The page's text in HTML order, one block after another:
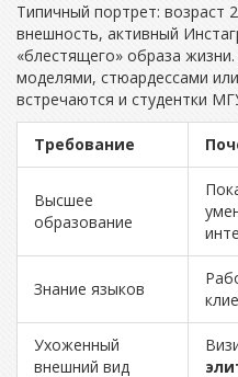
Типичный портрет: возраст
внешность, активный
«блестящего» образа
моделями, стюардессами
встречаются и студентки
Требование
Высшее
образование
Знание языков
Ухоженный
внешний вид